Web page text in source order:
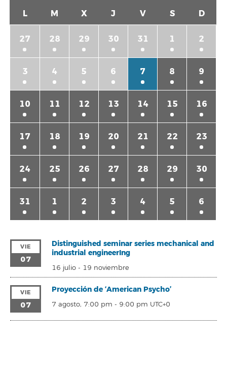
L M X J V S D
27 28 29 30 31 1 2
3 4 5 6 7 8 9
10 11 12 13 14 15 16
17 18 19 20 21 22 23
24 25 26 27 28 29 30
31 1 2 3 4 5 6
VIE
07
Distinguished seminar series mechanical and
industrial engineerIng
16 julio- 19 noviembre
VIE
07
Proyección de ‘American Psycho’
7 agosto, 7:00 pm - 9:00 pm UTC+0